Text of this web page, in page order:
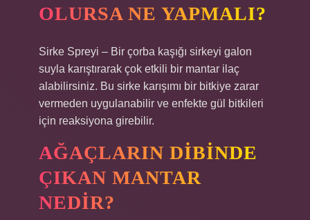
OLURSA NE YAPMALI?
Sirke Spreyi – Bir çorba kaşığı sirkeyi galon
suyla karıştırarak çok etkili bir mantar ilaç
alabilirsiniz. Bu sirke karışımı bir bitkiye zarar
vermeden uygulanabilir ve enfekte gül bitkileri
için reaksiyona girebilir.
AĞAÇLARIN DIBINDE
ÇIKAN MANTAR
NEDIR?